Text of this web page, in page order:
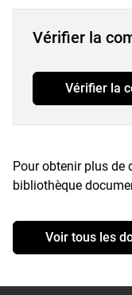
Vérifier la
Vérifier la
Pour obtenir plus de
bibliothèque
Voir tous les